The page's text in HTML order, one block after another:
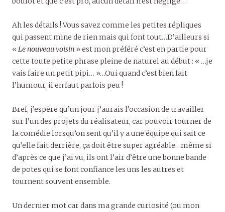
Ah les détails ! Vous savez comme les petites répliques
qui passent mine de rien mais qui font tout…D’ailleurs si
« Le nouveau voisin » est mon préféré c’est en partie pour
cette toute petite phrase pleine de naturel au début : « …je
vais faire un petit pipi… »…Oui quand c’est bien fait
l’humour, il en faut parfois peu !
Bref, j’espère qu’un jour j’aurais l’occasion de travailler
sur l’un des projets du réalisateur, car pouvoir tourner de
la comédie lorsqu’on sent qu’il y a une équipe qui sait ce
qu’elle fait derrière, ça doit être super agréable…même si
d’après ce que j’ai vu, ils ont l’air d’être une bonne bande
de potes qui se font confiance les uns les autres et
tournent souvent ensemble.
Un dernier mot car dans ma grande curiosité (ou mon